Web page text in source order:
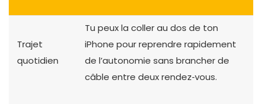
Trajet
quotidien
Tu peux la coller au dos de ton
iPhone pour reprendre rapidement
de l’autonomie sans brancher de
câble entre deux rendez‑vous.